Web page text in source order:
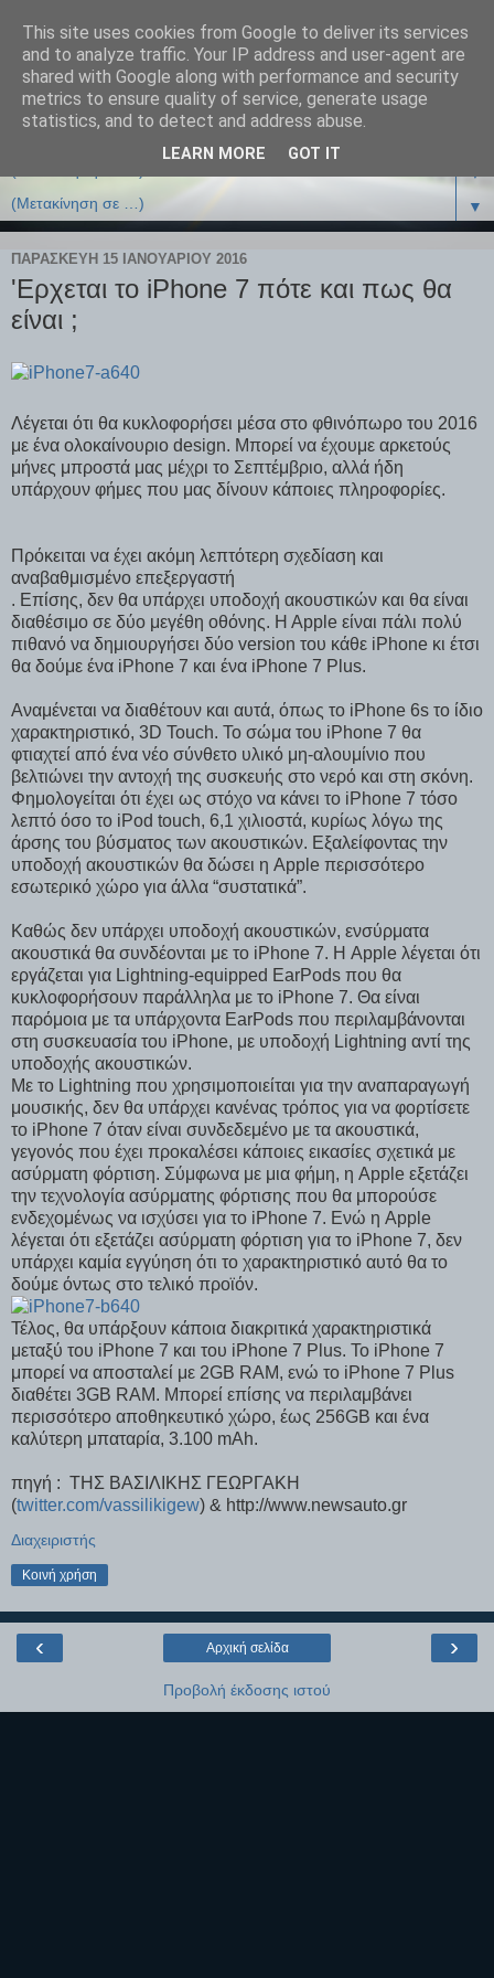
▼
▼
ΠΑΡΑΣΚΕΥΉ 15 ΙΑΝΟΥΑΡΊΟΥ 2016
'Eρχεται το iPhone 7 πότε και πως θα
είναι ;
Λέγεται ότι θα κυκλοφορήσει μέσα στο φθινόπωρο του 2016
με ένα ολοκαίνουριο design. Μπορεί να έχουμε αρκετούς
μήνες μπροστά μας μέχρι το Σεπτέμβριο, αλλά ήδη
υπάρχουν φήμες που μας δίνουν κάποιες πληροφορίες.
Πρόκειται να έχει ακόμη λεπτότερη σχεδίαση και
αναβαθμισμένο επεξεργαστή
. Επίσης, δεν θα υπάρχει υποδοχή ακουστικών και θα είναι
διαθέσιμο σε δύο μεγέθη οθόνης. H Apple είναι πάλι πολύ
πιθανό να δημιουργήσει δύο version του κάθε iPhone κι έτσι
θα δούμε ένα iPhone 7 και ένα iPhone 7 Plus.
Αναμένεται να διαθέτουν και αυτά, όπως το iPhone 6s το ίδιο
χαρακτηριστικό, 3D Touch. Το σώμα του iPhone 7 θα
φτιαχτεί από ένα νέο σύνθετο υλικό μη-αλουμίνιο που
βελτιώνει την αντοχή της συσκευής στο νερό και στη σκόνη.
Φημολογείται ότι έχει ως στόχο να κάνει το iPhone 7 τόσο
λεπτό όσο το iPod touch, 6,1 χιλιοστά, κυρίως λόγω της
άρσης του βύσματος των ακουστικών. Εξαλείφοντας την
υποδοχή ακουστικών θα δώσει η Apple περισσότερο
εσωτερικό χώρο για άλλα “συστατικά”.
Καθώς δεν υπάρχει υποδοχή ακουστικών, ενσύρματα
ακουστικά θα συνδέονται με το iPhone 7. Η Apple λέγεται ότι
εργάζεται για Lightning-equipped EarPods που θα
κυκλοφορήσουν παράλληλα με το iPhone 7. Θα είναι
παρόμοια με τα υπάρχοντα EarPods που περιλαμβάνονται
στη συσκευασία του iPhone, με υποδοχή Lightning αντί της
υποδοχής ακουστικών.
Με το Lightning που χρησιμοποιείται για την αναπαραγωγή
μουσικής, δεν θα υπάρχει κανένας τρόπος για να φορτίσετε
το iPhone 7 όταν είναι συνδεδεμένο με τα ακουστικά,
γεγονός που έχει προκαλέσει κάποιες εικασίες σχετικά με
ασύρματη φόρτιση. Σύμφωνα με μια φήμη, η Apple εξετάζει
την τεχνολογία ασύρματης φόρτισης που θα μπορούσε
ενδεχομένως να ισχύσει για το iPhone 7. Ενώ η Apple
λέγεται ότι εξετάζει ασύρματη φόρτιση για το iPhone 7, δεν
υπάρχει καμία εγγύηση ότι το χαρακτηριστικό αυτό θα το
δούμε όντως στο τελικό προϊόν.
Τέλος, θα υπάρξουν κάποια διακριτικά χαρακτηριστικά
μεταξύ του iPhone 7 και του iPhone 7 Plus. Το iPhone 7
μπορεί να αποσταλεί με 2GB RAM, ενώ το iPhone 7 Plus
διαθέτει 3GB RAM. Μπορεί επίσης να περιλαμβάνει
περισσότερο αποθηκευτικό χώρο, έως 256GB και ένα
καλύτερη μπαταρία, 3.100 mAh.
πηγή : ΤΗΣ ΒΑΣΙΛΙΚΗΣ ΓΕΩΡΓΑΚΗ
(twitter.com/vassilikigew) & http://www.newsauto.gr
Διαχειριστής
Κοινή χρήση
‹ ›
Αρχική σελίδα
Προβολή έκδοσης ιστού
This site uses cookies from Google to deliver its services
and to analyze traffic. Your IP address and user-agent are
shared with Google along with performance and security
metrics to ensure quality of service, generate usage
statistics, and to detect and address abuse.
LEARN MORE GOT IT